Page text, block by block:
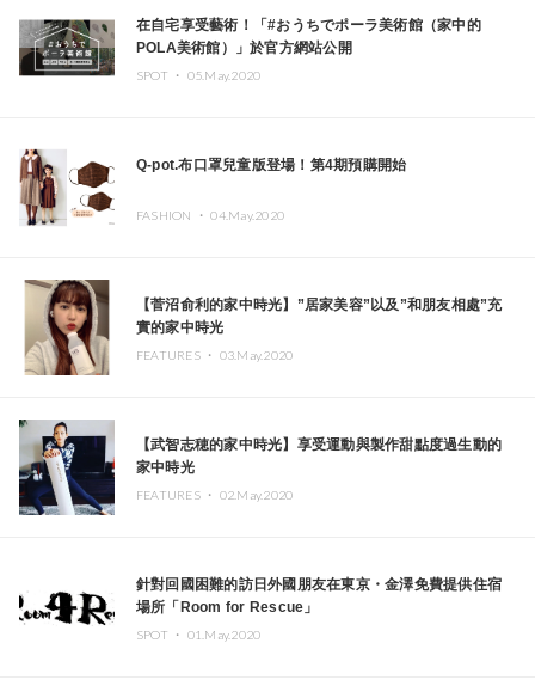
在自宅享受藝術！「#おうちでポーラ美術館（家中的
POLA美術館）」於官方網站公開
SPOT ・ 05.May.2020
Q-pot.布口罩兒童版登場！第4期預購開始
FASHION ・04.May.2020
【菅沼俞利的家中時光】”居家美容”以及”和朋友相處”充
實的家中時光
FEATURES ・ 03.May.2020
【武智志穂的家中時光】享受運動與製作甜點度過生動的
家中時光
FEATURES ・ 02.May.2020
針對回國困難的訪日外國朋友在東京・金澤免費提供住宿
場所「Room for Rescue」
SPOT ・ 01.May.2020